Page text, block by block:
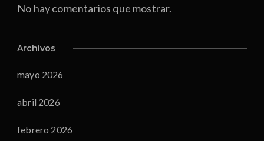
No hay comentarios que mostrar.
Archivos
mayo 2026
abril 2026
febrero 2026